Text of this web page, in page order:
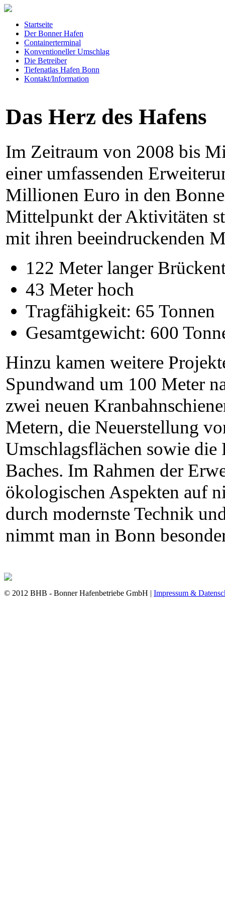
Startseite
Der Bonner Hafen
Containerterminal
Konventioneller Umschlag
Die Betreiber
Tiefenatlas Hafen Bonn
Kontakt/Information
Das Herz des Hafens
Im Zeitraum von 2008 bis
einer umfassenden
Millionen Euro in den
Mittelpunkt der Aktivitäten
mit ihren beeindruckenden
122 Meter langer
43 Meter hoch
Tragfähigkeit: 65 Tonnen
Gesamtgewicht: 600
Hinzu kamen weitere
Spundwand um 100 Meter
zwei neuen
Metern, die Neuerstellung
Umschlagsflächen sowie
Baches. Im Rahmen der
ökologischen Aspekten auf
durch modernste Technik
nimmt man in Bonn
© 2012 BHB - Bonner Hafenbetriebe GmbH | Impressum &